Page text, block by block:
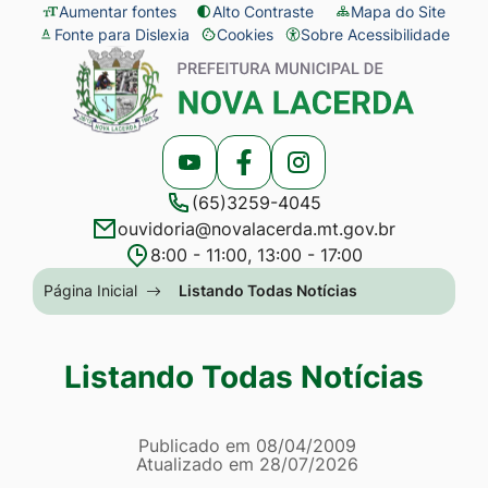
Seção
de
atalhos
acessibilidade
Ir
para
conteúdo
menu
[alt+2]
para
Aumentar fontes Alto Contraste
Mapa do Site
Fonte para Dislexia
Cookies
Abrir
preferências
de
cookies
Sobre Acessibilidade
Seção
menu
Acessar
a
Rede
Social
Acessar
a
Rede
Social
Acessar
a
Rede
Social
(65)3259-4045
ouvidoria@novalacerda.mt.gov.br
8:00 - 11:00, 13:00 - 17:00
Seção
do
principal
Página Inicial Listando Todas Notícias
Listando Todas Notícias
Página Listando Todas
Informações
Publicado em 08/04/2009
Atualizado em 28/07/2026